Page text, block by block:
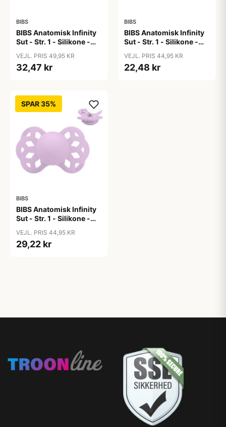
BIBS
BIBS Anatomisk Infinity
Sut - Str. 1 - Silikone -
VEJL. PRIS 49,95 KR
32,47 kr
BIBS
BIBS Anatomisk Infinity
Sut - Str. 1 - Silikone -
VEJL. PRIS 44,95 KR
22,48 kr
SPAR 35%
BIBS
BIBS Anatomisk Infinity
Sut - Str. 1 - Silikone -
VEJL. PRIS 44,95 KR
29,22 kr